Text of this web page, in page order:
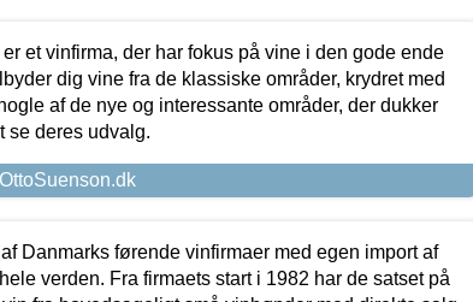
et vinfirma, der har fokus på vine i den gode ende
dig vine fra de klassiske områder, krydret med
af de nye og interessante områder, der dukker
se deres udvalg.
Danmarks førende vinfirmaer med egen import af
verden. Fra firmaets start i 1982 har de satset på